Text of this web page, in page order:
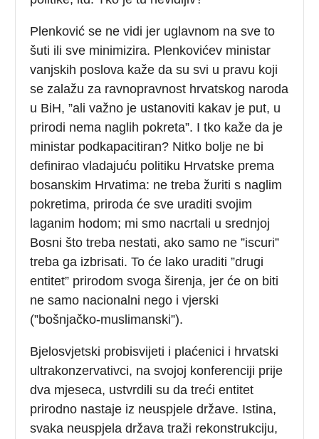
Plenković se ne vidi jer uglavnom na sve to
šuti ili sve minimizira. Plenkovićev ministar
vanjskih poslova kaže da su svi u pravu koji
se zalažu za ravnopravnost hrvatskog naroda
u BiH, ”ali važno je ustanoviti kakav je put, u
prirodi nema naglih pokreta”. I tko kaže da je
ministar podkapacitiran? Nitko bolje ne bi
definirao vladajuću politiku Hrvatske prema
bosanskim Hrvatima: ne treba žuriti s naglim
pokretima, priroda će sve uraditi svojim
laganim hodom; mi smo nacrtali u srednjoj
Bosni što treba nestati, ako samo ne ”iscuri”
treba ga izbrisati. To će lako uraditi ”drugi
entitet” prirodom svoga širenja, jer će on biti
ne samo nacionalni nego i vjerski
(”bošnjačko-muslimanski”).
Bjelosvjetski probisvijeti i plaćenici i hrvatski
ultrakonzervativci, na svojoj konferenciji prije
dva mjeseca, ustvrdili su da treći entitet
prirodno nastaje iz neuspjele države. Istina,
svaka neuspjela država traži rekonstrukciju,